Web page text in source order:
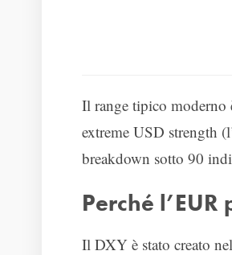
Il range tipico moderno
extreme USD strength
breakdown sotto 90
Perché
Il DXY è stato creato